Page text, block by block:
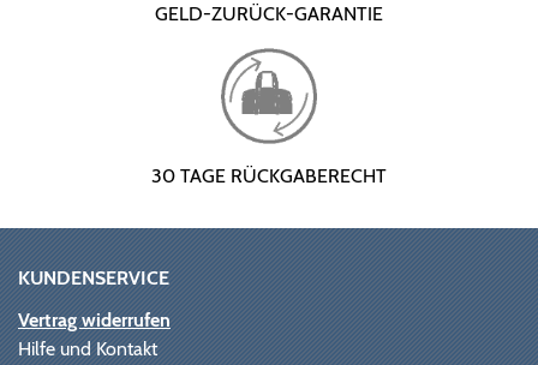
GELD-ZURÜCK-GARANTIE
30 TAGE RÜCKGABERECHT
KUNDENSERVICE
Vertrag widerrufen
Hilfe und Kontakt